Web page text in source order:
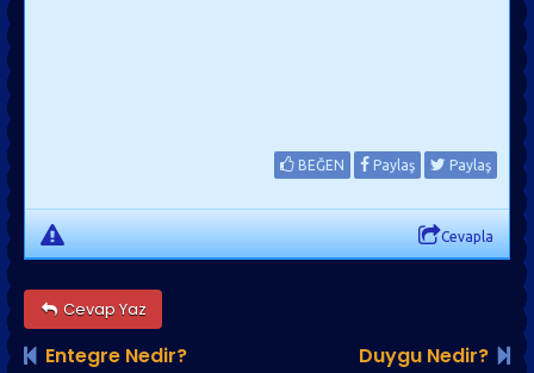
BEĞEN Paylaş Paylaş
Cevapla
Cevap Yaz
Entegre Nedir? Duygu Nedir?